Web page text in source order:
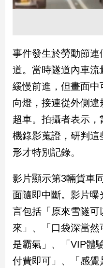
品
政
治
政
治
焦
品
觀
點
民
國
會
點
觀
點
事件發生於勞動節
道。當時隧道內車
緩慢前進，但畫面
向燈，接連從外側
超車。拍攝者表示
機錄影蒐證，研判
形才特別記錄。
影片顯示第3輛貨車
面隨即中斷。影片
言包括「原來雪隧可
來」、「口袋深當
是霸氣」、「VIP體
付費即可」、「感